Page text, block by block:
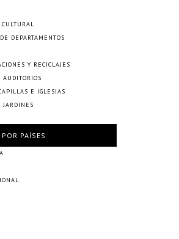
CULTURAL
DEPARTAMENTOS
Y RECICLAJES
AUDITORIOS
E IGLESIAS
JARDINES
PAÍSES